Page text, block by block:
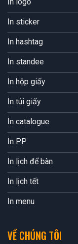
In sticker
In hashtag
In standee
In hộp giấy
In túi giấy
In catalogue
In PP
In lịch để bàn
In lịch tết
In menu
VỀ CHÚNG TÔI